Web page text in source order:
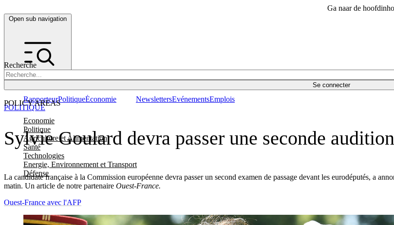
Ga naar de
Open sub navigation
Recherche
Se connecter
POLICY AREAS
Economie
Politique
Agriculture et Alimentation
Santé
Technologies
Energie, Environnement et Transport
Défense
RapporteurPolitiqueÉconomie NewslettersEvénementsEmplois
Sylvie Goulard devra passer une seconde
La candidate française à la Commission européenne devra passer un second examen de passage devant les eurodéputés, a
matin. Un article de notre partenaire Ouest-France.
POLITIQUE
Ouest-France avec l'AFP